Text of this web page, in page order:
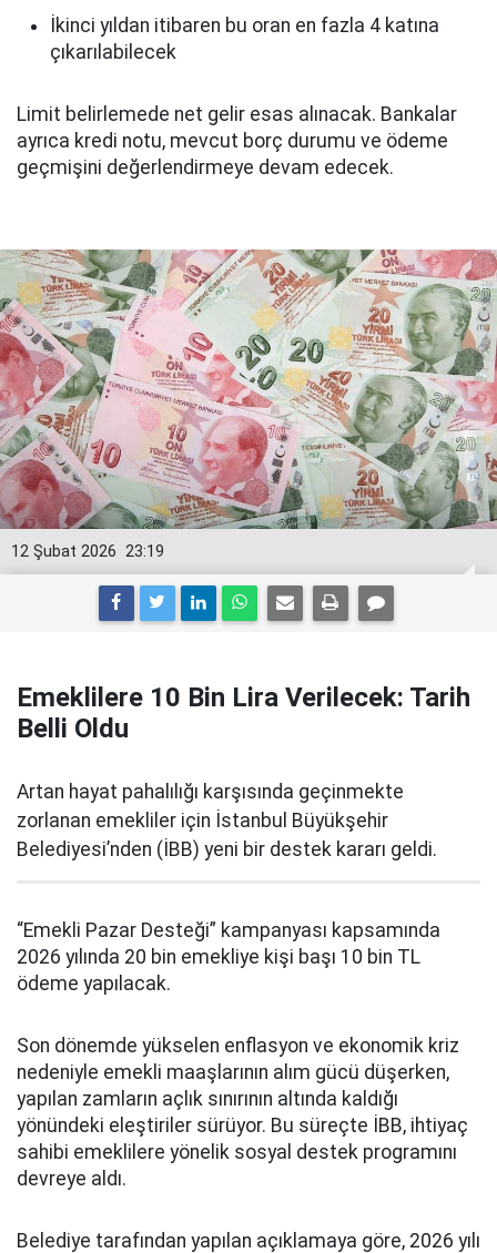
İkinci yıldan itibaren bu oran en fazla 4 katına
çıkarılabilecek
Limit belirlemede net gelir esas alınacak. Bankalar
ayrıca kredi notu, mevcut borç durumu ve ödeme
geçmişini değerlendirmeye devam edecek.
23:19
12 Şubat 2026
Emeklilere 10 Bin Lira Verilecek: Tarih
Belli Oldu
Artan hayat pahalılığı karşısında geçinmekte
zorlanan emekliler için İstanbul Büyükşehir
Belediyesi’nden (İBB) yeni bir destek kararı geldi.
“Emekli Pazar Desteği” kampanyası kapsamında
2026 yılında 20 bin emekliye kişi başı 10 bin TL
ödeme yapılacak.
Son dönemde yükselen enflasyon ve ekonomik kriz
nedeniyle emekli maaşlarının alım gücü düşerken,
yapılan zamların açlık sınırının altında kaldığı
yönündeki eleştiriler sürüyor. Bu süreçte İBB, ihtiyaç
sahibi emeklilere yönelik sosyal destek programını
devreye aldı.
Belediye tarafından yapılan açıklamaya göre, 2026 yılı